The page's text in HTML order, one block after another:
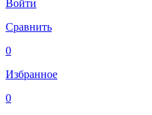
Войти
Сравнить
0
Избранное
0